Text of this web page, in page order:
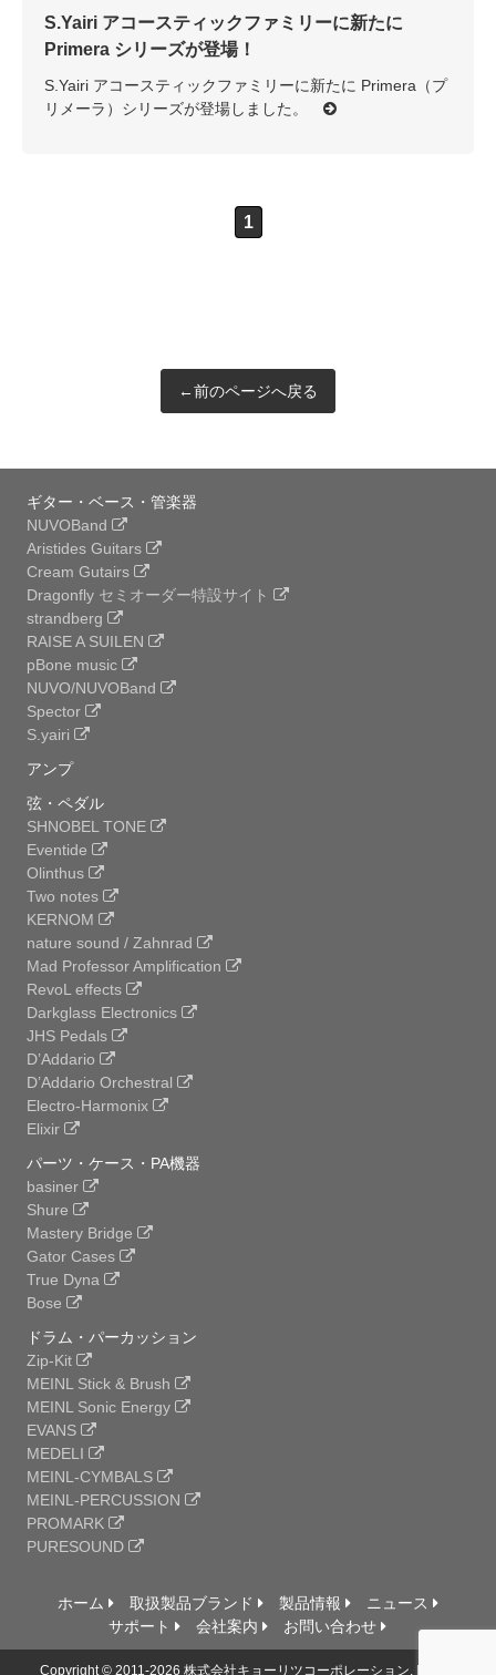
S.Yairi アコースティックファミリーに新たに
Primera シリーズが登場！
S.Yairi アコースティックファミリーに新たに Primera（プ
リメーラ）シリーズが登場しました。
1
←前のページへ戻る
ギター・ベース・管楽器
NUVOBand
Aristides Guitars
Cream Gutairs
Dragonfly セミオーダー特設サイト
strandberg
RAISE A SUILEN
pBone music
NUVO/NUVOBand
Spector
S.yairi
アンプ
弦・ペダル
SHNOBEL TONE
Eventide
Olinthus
Two notes
KERNOM
nature sound / Zahnrad
Mad Professor Amplification
RevoL effects
Darkglass Electronics
JHS Pedals
D’Addario
D’Addario Orchestral
Electro-Harmonix
Elixir
パーツ・ケース・PA機器
basiner
Shure
Mastery Bridge
Gator Cases
True Dyna
Bose
ドラム・パーカッション
Zip-Kit
MEINL Stick & Brush
MEINL Sonic Energy
EVANS
MEDELI
MEINL-CYMBALS
MEINL-PERCUSSION
PROMARK
PURESOUND
ホーム 取扱製品ブランド 製品情報
ニュース
サポート
会社案内 お問い合わせ
Copyright © 2011-2026 株式会社キョーリツコーポレーション, Ltd. All